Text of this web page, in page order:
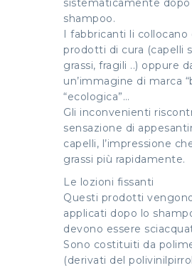
sistematicamente dopo
shampoo.
I fabbricanti li collocano
prodotti di cura (capelli
grassi, fragili ..) oppure
un’immagine di marca
“ecologica”…
Gli inconvenienti
sensazione di
capelli, l’impressione
grassi più rapidamente.
Le lozioni fissanti
Questi prodotti vengono
applicati dopo lo
devono essere
Sono costituiti da
(derivati del